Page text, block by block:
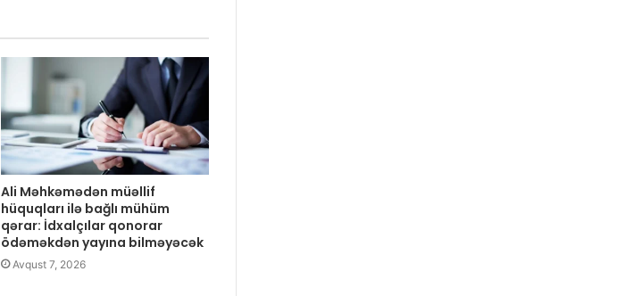
Ali Məhkəmədən müəllif
hüquqları ilə bağlı mühüm
qərar: İdxalçılar qonorar
ödəməkdən yayına bilməyəcək
Avqust 7, 2026